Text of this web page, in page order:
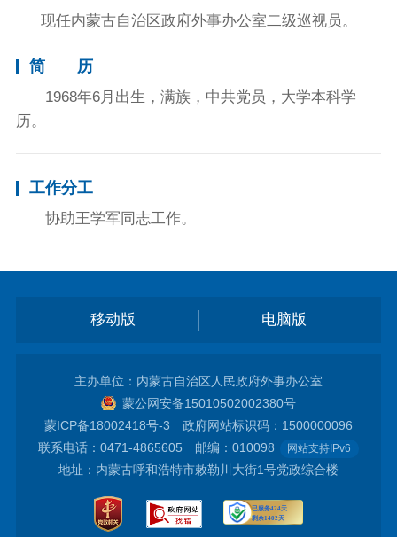
现任内蒙古自治区政府外事办公室二级巡视员。
简 历
1968年6月出生，满族，中共党员，大学本科学
历。
工作分工
协助王学军同志工作。
移动版 电脑版
主办单位：内蒙古自治区人民政府外事办公室
蒙公网安备15010502002380号
蒙ICP备18002418号-3 政府网站标识码：1500000096
联系电话：0471-4865605 邮编：010098
网站支持IPv6
地址：内蒙古呼和浩特市敕勒川大街1号党政综合楼